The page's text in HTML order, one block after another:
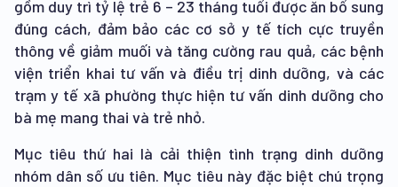
gồm duy trì tỷ lệ trẻ 6 – 23 tháng tuổi được ăn bổ sung
đúng cách, đảm bảo các cơ sở y tế tích cực truyền
thông về giảm muối và tăng cường rau quả, các bệnh
viện triển khai tư vấn và điều trị dinh dưỡng, và các
trạm y tế xã phường thực hiện tư vấn dinh dưỡng cho
bà mẹ mang thai và trẻ nhỏ.
Mục tiêu thứ hai là cải thiện tình trạng dinh dưỡng
nhóm dân số ưu tiên. Mục tiêu này đặc biệt chú trọng